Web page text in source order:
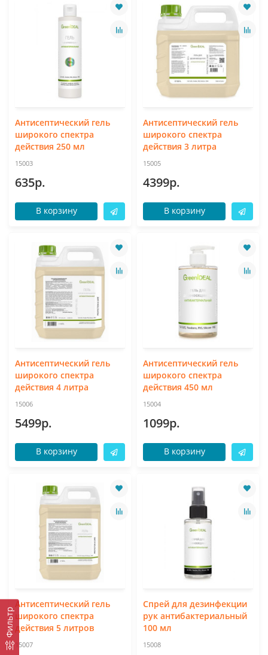
Антисептический гель
широкого спектра
действия 250 мл
15003
635р.
В корзину
Антисептический гель
широкого спектра
действия 3 литра
15005
4399р.
В корзину
Антисептический гель
широкого спектра
действия 4 литра
15006
5499р.
В корзину
Антисептический гель
широкого спектра
действия 450 мл
15004
1099р.
В корзину
Антисептический гель
широкого спектра
действия 5 литров
15007
Спрей для дезинфекции
рук антибактериальный
100 мл
15008
Фильтр